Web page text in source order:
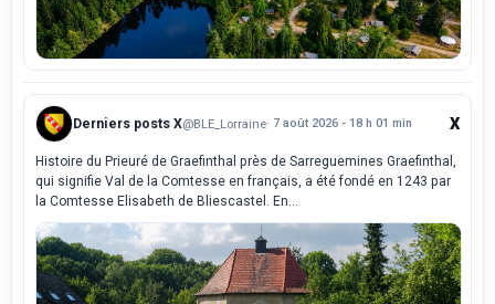
Derniers posts X@BLE_Lorraine· 7 août 2026 - 18 h 01 min X
Histoire du Prieuré de Graefinthal près de Sarreguemines Graefinthal,
qui signifie Val de la Comtesse en français, a été fondé en 1243 par
la Comtesse Elisabeth de Bliescastel. En...